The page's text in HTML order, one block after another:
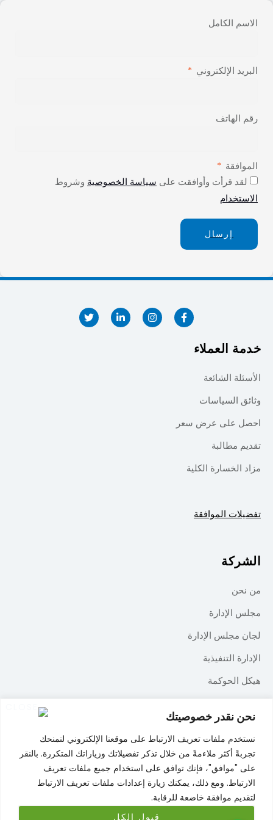
نحن نقدر خصوصيتك
نستخدم ملفات تعريف الارتباط على موقعنا الإلكتروني لنمنحك
تجربةً أكثر ملاءمةً من خلال تذكر تفضيلاتك وزياراتك المتكررة. بالنقر
على "موافق"، فإنك توافق على استخدام جميع ملفات تعريف
الارتباط. ومع ذلك، يمكنك زيارة إعدادات ملفات تعريف الارتباط
لتقديم موافقة خاضعة للرقابة.
قبول الكل
الاسم الكامل
البريد الإلكتروني
رقم الهاتف
الموافقة
لقد قرأت وأوافقت على سياسة الخصوصية وشروط
الاستخدام
إرسال
خدمة العملاء
الأسئلة الشائعة
وثائق السياسات
احصل على عرض سعر
تقديم مطالبة
مزاد الخسارة الكلية
تفضيلات الموافقة
الشركة
من نحن
مجلس الإدارة
لجان مجلس الإدارة
الإدارة التنفيذية
هيكل الحوكمة
تواصل معنا
شروط الاستخدام سياسة الخصوصية
سياسة ملفات تعريف الارتباط